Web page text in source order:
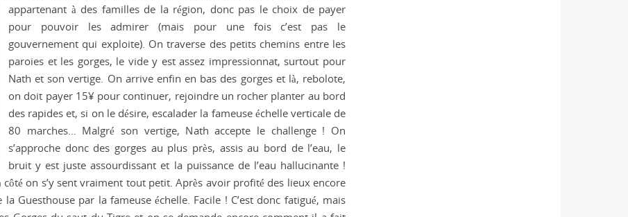
appartenant à des familles de la région, donc pas le choix de payer
pour pouvoir les admirer (mais pour une fois c’est pas le
gouvernement qui exploite). On traverse des petits chemins entre les
paroies et les gorges, le vide y est assez impressionnat, surtout pour
Nath et son vertige. On arrive enfin en bas des gorges et là, rebolote,
on doit payer 15¥ pour continuer, rejoindre un rocher planter au bord
des rapides et, si on le désire, escalader la fameuse échelle verticale de
80 marches… Malgré son vertige, Nath accepte le challenge ! On
s’approche donc des gorges au plus près, assis au bord de l’eau, le
bruit y est juste assourdissant et la puissance de l’eau hallucinante !
on s’y sent vraiment tout petit. Après avoir profité des lieux encore
Guesthouse par la fameuse échelle. Facile ! C’est donc fatigué, mais